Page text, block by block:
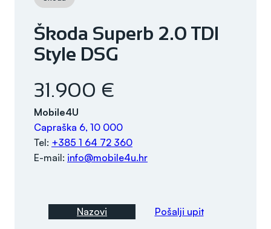
Škoda Superb 2.0 TDI
Style DSG
31.900 €
Mobile4U
Capraška 6, 10 000
Tel: +385 1 64 72 360
E-mail: info@mobile4u.hr
Nazovi Pošalji upit